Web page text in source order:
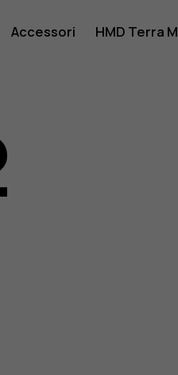
Accessori HMD Terra M